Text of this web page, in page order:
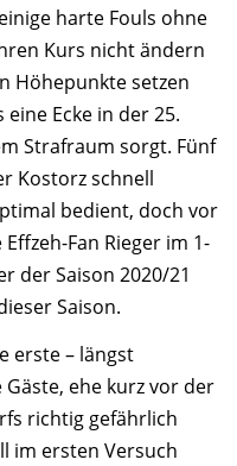
harte Fouls ohne
Kurs nicht ändern
Höhepunkte setzen
Ecke in der 25.
Strafraum sorgt. Fünf
Kostorz schnell
bedient, doch vor
Fan Rieger im 1-
der Saison 2020/21
Saison.
erste – längst
ehe kurz vor der
richtig gefährlich
im ersten Versuch